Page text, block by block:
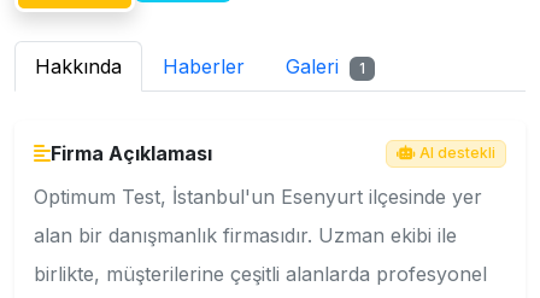
Hakkında Haberler Galeri 1
Firma Açıklaması AI destekli
Optimum Test, İstanbul'un Esenyurt ilçesinde yer
alan bir danışmanlık firmasıdır. Uzman ekibi ile
birlikte, müşterilerine çeşitli alanlarda profesyonel